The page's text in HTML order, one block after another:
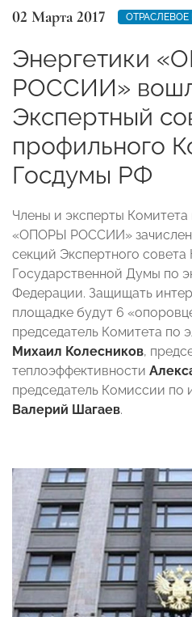
02 Марта 2017 ОТРАСЛЕВОЕ
Энергетики
РОССИИ»
Экспертный
профильного
Госдумы РФ
Члены и эксперты Комитета
«ОПОРЫ РОССИИ»
секций Экспертного совета
Государственной Думы по
Федерации. Защищать
площадке будут 6
председатель Комитета по
Михаил Колесников,
теплоэффективности
председатель Комиссии
Валерий Шагаев.